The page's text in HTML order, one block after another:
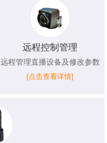
远程控制管理
远程管理直播设备及修改参数
[点击查看详情]